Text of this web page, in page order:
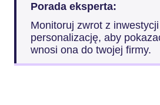
Porada eksperta:
Monitoruj zwrot z
personalizację, aby
wnosi ona do twojej firmy.